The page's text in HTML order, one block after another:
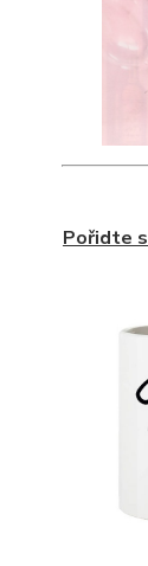
Pořidte